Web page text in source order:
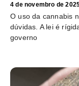
4 de novembro de
O uso da cannabis
dúvidas. A lei é
governo